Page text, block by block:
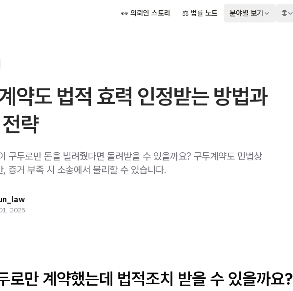
👀 의뢰인 스토리 ⚖️ 법률 노트 분야별 보기 🌐
약도 법적 효력 인정받는 방법과
략
구두로만 돈을 빌려줬다면 돌려받을 수 있을까요? 구두계약도 민법상
, 증거 부족 시 소송에서 불리할 수 있습니다.
2025
로만 계약했는데 법적조치 받을 수 있을까요?